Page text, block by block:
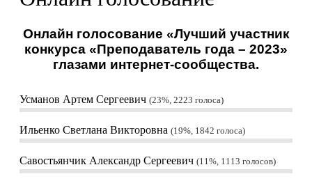
Онлайн голосование «Лучший участник
конкурса «Преподаватель года – 2023»
глазами интернет-сообщества.
Усманов Артем Сергеевич 23%, 2223 голоса
Ильенко Светлана Викторовна 19%, 1842 голоса
Савостьянчик Александр Сергеевич 11%, 1113 голосов